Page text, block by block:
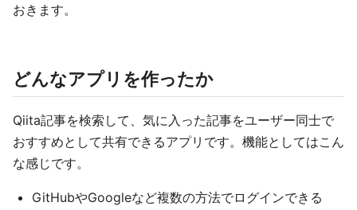
おきます。
どんなアプリを作ったか
Qiita記事を検索して、気に入った記事をユーザー同士で
おすすめとして共有できるアプリです。機能としてはこん
な感じです。
GitHubやGoogleなど複数の方法でログインできる